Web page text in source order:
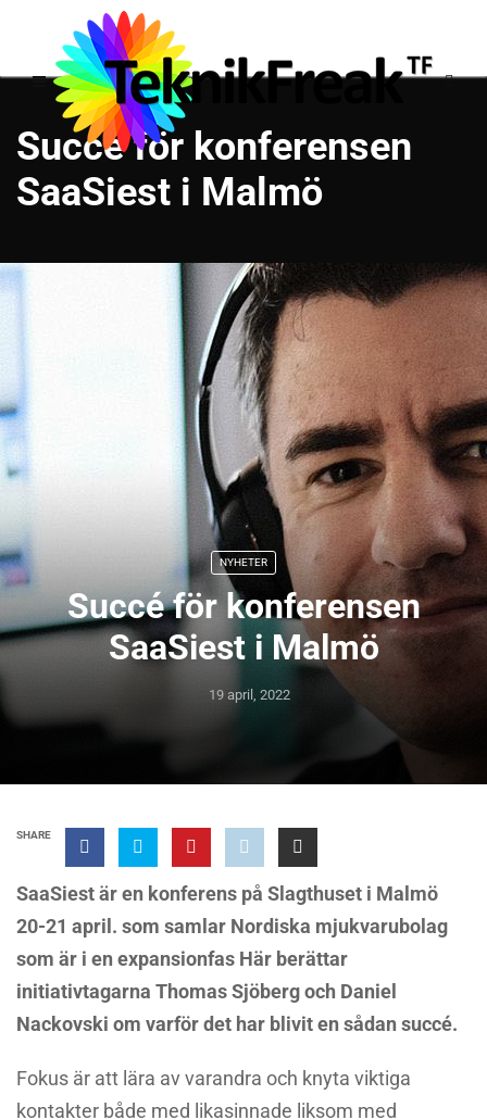
Succé för konferensen
SaaSiest i Malmö
NYHETER
Succé för konferensen
SaaSiest i Malmö
19 april, 2022
SHARE
SaaSiest är en konferens på Slagthuset i Malmö
20-21 april. som samlar Nordiska mjukvarubolag
som är i en expansionfas Här berättar
initiativtagarna Thomas Sjöberg och Daniel
Nackovski om varför det har blivit en sådan succé.
Fokus är att lära av varandra och knyta viktiga
kontakter både med likasinnade liksom med